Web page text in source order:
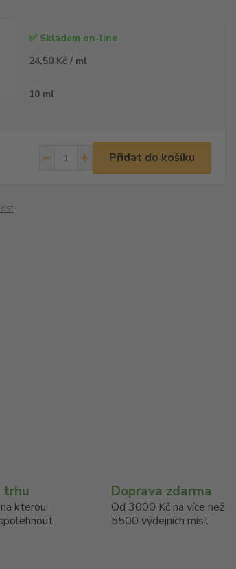
✅ Skladem on-line
24,50 Kč / ml
10 ml
Přidat do košíku
trhu
kterou
Doprava zdarma
Od 3000 Kč na více než
5500 výdejních míst